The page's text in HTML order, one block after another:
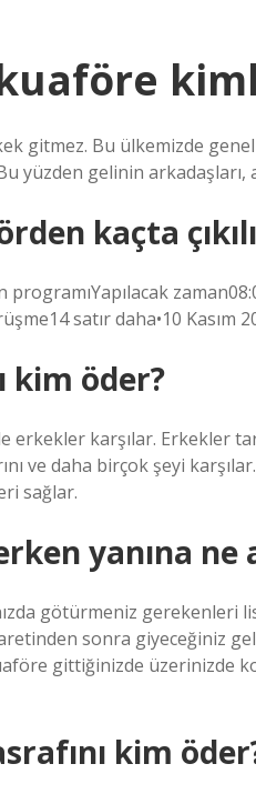
gitmez. Bu ülkemizde
Bu yüzden gelinin
kaçta
satır daha•10 Kasım
kim öder?
erkekler karşılar. Erkekler
ve daha birçok şeyi
sağlar.
yanına ne
götürmeniz gerekenleri
sonra giyeceğiniz
gittiğinizde üzerinizde
kim